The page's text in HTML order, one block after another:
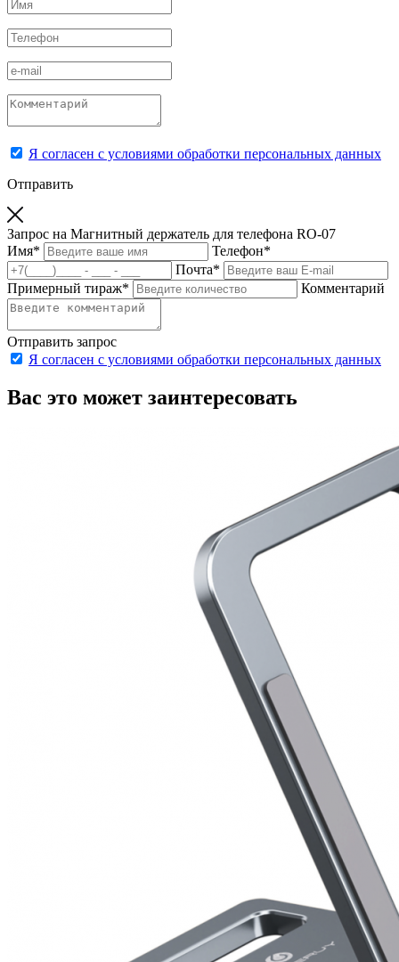
Я согласен с условиями обработки персональных данных
Отправить
Запрос на Магнитный держатель для телефона RO-07
Имя* Телефон*
Почта*
Примерный тираж* Комментарий
Отправить запрос
Я согласен с условиями обработки персональных данных
Вас это может заинтересовать